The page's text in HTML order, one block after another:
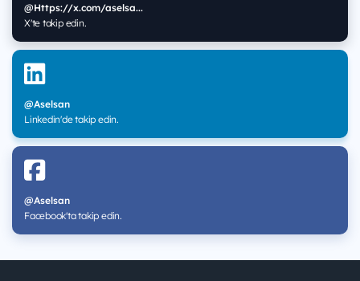
@Https://x.com/aselsa...
X'te takip edin.
@Aselsan
Linkedin'de takip edin.
@Aselsan
Facebook'ta takip edin.